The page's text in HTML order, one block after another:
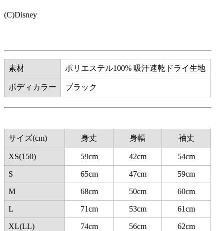
(C)Disney
素材 ポリエステル100% 吸汗速乾ドライ生地
ボディカラー ブラック
サイズ(cm) 身丈 身幅 袖丈
XS(150) 59cm 42cm 54cm
S 65cm 47cm 59cm
M 68cm 50cm 60cm
L 71cm 53cm 61cm
XL(LL) 74cm 56cm 62cm